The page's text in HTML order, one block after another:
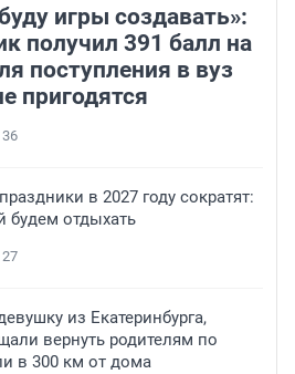
игры создавать»:
получил 391 балл на
поступления в вуз
пригодятся
36
в 2027 году сократят:
будем отдыхать
27
из Екатеринбурга,
вернуть родителям по
в 300 км от дома